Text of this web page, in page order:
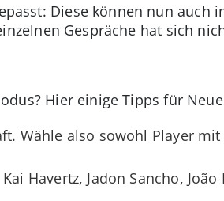
Diese können nun auch
Gespräche hat sich
Hier einige Tipps für
Wähle also sowohl Player
Havertz, Jadon Sancho, João